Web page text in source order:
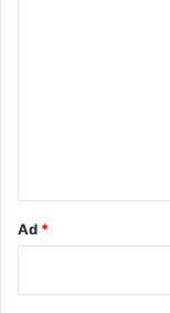
Ad *